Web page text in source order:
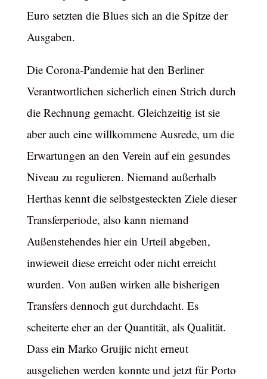
Euro setzten die Blues sich an die Spitze der
Ausgaben.
Die Corona-Pandemie hat den Berliner
Verantwortlichen sicherlich einen Strich durch
die Rechnung gemacht. Gleichzeitig ist sie
aber auch eine willkommene Ausrede, um die
Erwartungen an den Verein auf ein gesundes
Niveau zu regulieren. Niemand außerhalb
Herthas kennt die selbstgesteckten Ziele dieser
Transferperiode, also kann niemand
Außenstehendes hier ein Urteil abgeben,
inwieweit diese erreicht oder nicht erreicht
wurden. Von außen wirken alle bisherigen
Transfers dennoch gut durchdacht. Es
scheiterte eher an der Quantität, als Qualität.
Dass ein Marko Gruijic nicht erneut
ausgeliehen werden konnte und jetzt für Porto